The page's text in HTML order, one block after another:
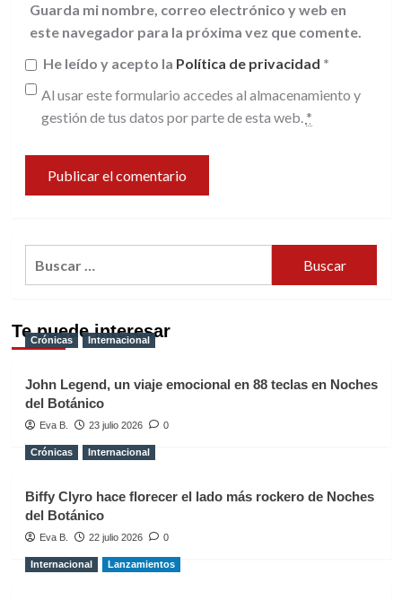
Guarda mi nombre, correo electrónico y web en
este navegador para la próxima vez que comente.
He leído y acepto la Política de privacidad *
Al usar este formulario accedes al almacenamiento y
gestión de tus datos por parte de esta web. *
Te puede interesar
Crónicas Internacional
John Legend, un viaje emocional en 88 teclas en Noches
del Botánico
Eva B. 23 julio 2026 0
Crónicas Internacional
Biffy Clyro hace florecer el lado más rockero de Noches
del Botánico
Eva B. 22 julio 2026 0
Internacional Lanzamientos